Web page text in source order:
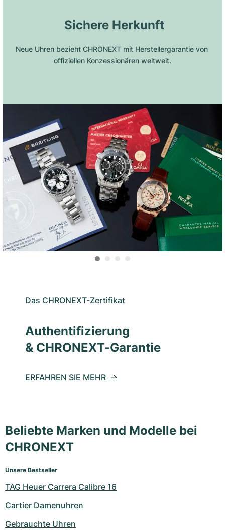
Sichere Herkunft
Neue Uhren bezieht CHRONEXT mit Herstellergarantie von
offiziellen Konzessionären weltweit.
Das CHRONEXT-Zertifikat
Authentifizierung
& CHRONEXT-Garantie
ERFAHREN SIE MEHR
Beliebte Marken und Modelle bei
CHRONEXT
Unsere Bestseller
TAG Heuer Carrera Calibre 16
Cartier Damenuhren
Gebrauchte Uhren